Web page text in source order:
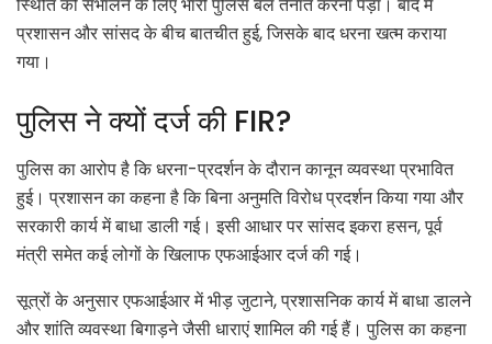
स्थिति को संभालने के लिए भारी पुलिस बल तैनात करना पड़ा। बाद में
प्रशासन और सांसद के बीच बातचीत हुई, जिसके बाद धरना खत्म कराया
गया।
पुलिस ने क्यों दर्ज की FIR?
पुलिस का आरोप है कि धरना-प्रदर्शन के दौरान कानून व्यवस्था प्रभावित
हुई। प्रशासन का कहना है कि बिना अनुमति विरोध प्रदर्शन किया गया और
सरकारी कार्य में बाधा डाली गई। इसी आधार पर सांसद इकरा हसन, पूर्व
मंत्री समेत कई लोगों के खिलाफ एफआईआर दर्ज की गई।
सूत्रों के अनुसार एफआईआर में भीड़ जुटाने, प्रशासनिक कार्य में बाधा डालने
और शांति व्यवस्था बिगाड़ने जैसी धाराएं शामिल की गई हैं। पुलिस का कहना